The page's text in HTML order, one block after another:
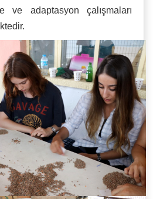
ve adaptasyon çalışmaları